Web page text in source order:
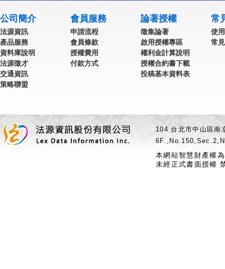
公司簡介
法源資訊
產品服務
資料庫說明
法源徵才
交通資訊
策略聯盟
會員服務
申請流程
會員條款
授權費用
付款方式
論著授權
徵集論著
啟用授權專區
權利金計算說明
授權合約書下載
投稿基本資料表
常
使
常
104 台北市中山區
本網站智慧財產權
未經正式書面授權